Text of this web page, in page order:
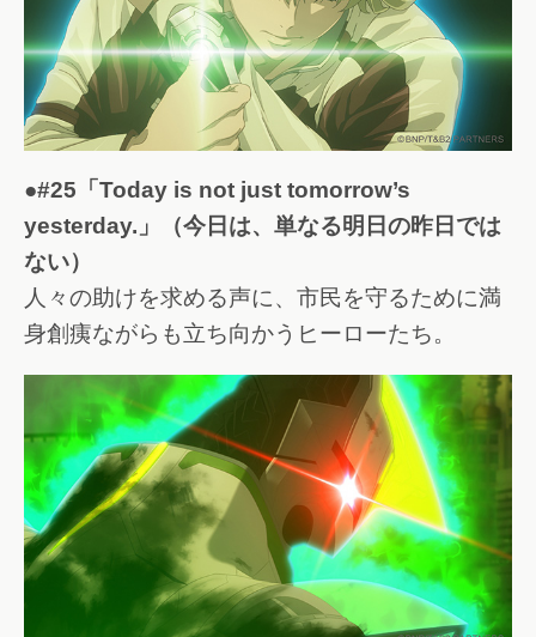
●#25「Today is not just tomorrow’s
yesterday.」（今日は、単なる明日の昨日では
ない）
人々の助けを求める声に、市民を守るために満
身創痍ながらも立ち向かうヒーローたち。